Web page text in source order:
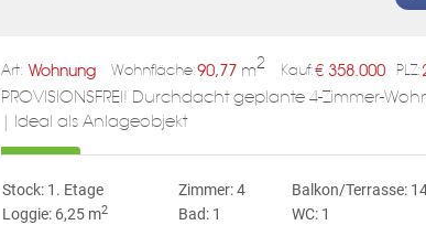
Art: Wohnung Wohnfläche:90,77 m2 Kauf:€ 358.000 PLZ:
PROVISIONSFREI! Durchdacht geplante 4-Zimmer-
| Ideal als Anlageobjekt
Stock: 1. Etage Zimmer: 4 Balkon/Terrasse:
Loggie: 6,25 m2 Bad: 1 WC: 1